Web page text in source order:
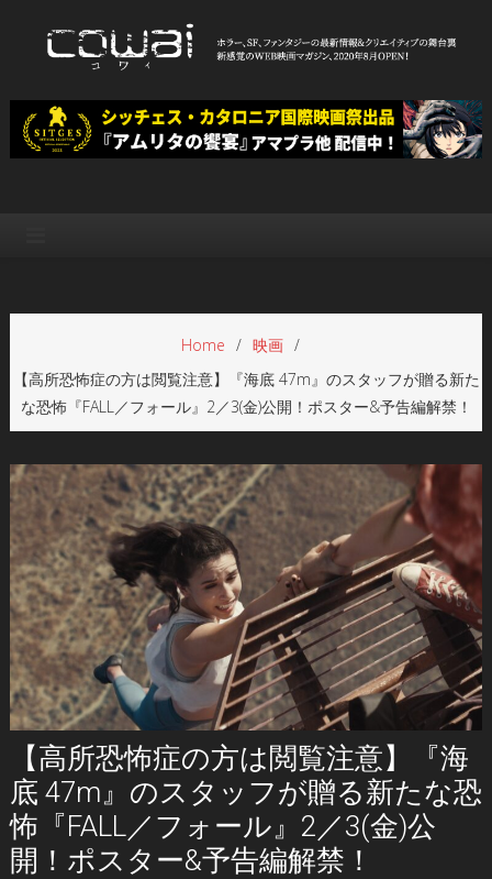
WEB映画マガジン「cowai コ
ワイ」
Home
映画
【高所恐怖症の方は閲覧注意】『海底 47m』のスタッフが贈る新た
な恐怖『FALL／フォール』2／3(金)公開！ポスター&予告編解禁！
【高所恐怖症の方は閲覧注意】『海
底 47m』のスタッフが贈る新たな恐
怖『FALL／フォール』2／3(金)公
開！ポスター&予告編解禁！